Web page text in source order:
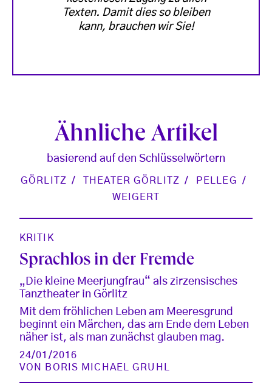
Texten. Damit dies so bleiben
kann, brauchen wir Sie!
Ähnliche Artikel
basierend auf den Schlüsselwörtern
GÖRLITZ THEATER GÖRLITZ
PELLEG
WEIGERT
KRITIK
Sprachlos in der Fremde
„Die kleine Meerjungfrau“ als zirzensisches
Tanztheater in Görlitz
Mit dem fröhlichen Leben am Meeresgrund
beginnt ein Märchen, das am Ende dem Leben
näher ist, als man zunächst glauben mag.
24/01/2016
VON
BORIS MICHAEL GRUHL